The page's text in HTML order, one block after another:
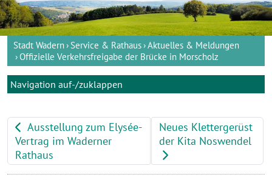
Stadt Wadern Service & Rathaus Aktuelles & Meldungen
Offizielle Verkehrsfreigabe der Brücke in Morscholz
Navigation auf-/zuklappen
Ausstellung zum Elysée-
Vertrag im Waderner
Rathaus
Neues Klettergerüst
der Kita Noswendel